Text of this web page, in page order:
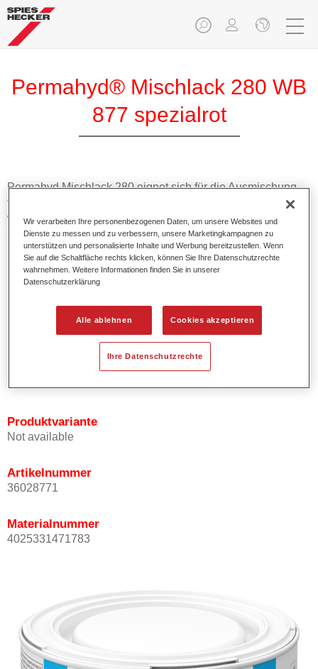
Permahyd® Mischlack 280 WB
877 spezialrot
Permahyd Mischlack 280 eignet sich für die Ausmischung
von Permahyd Perlmutt Basislack 285, einem hochwertigen
wasserverdünnbaren Basislacksystem. Es basiert auf einer
speziellen PU-Dispersionstechnologie für Uni- und
Effektlackierungen.
Produktmerkmale
1,5 Spritzgängen.
Bietet ein gutes Standvermögen.
Verfügt über ein hohes Deckvermögen.
Besitzt eine hohe Farbtongenauigkeit.
Produktvariante
Not available
Artikelnummer
36028771
Materialnummer
4025331471783
Wir verarbeiten Ihre personenbezogenen Daten, um unsere Websites und
Dienste zu messen und zu verbessern, unsere Marketingkampagnen zu
unterstützen und personalisierte Inhalte und Werbung bereitzustellen. Wenn
Sie auf die Schaltfläche rechts klicken, können Sie Ihre Datenschutzrechte
wahrnehmen. Weitere Informationen finden Sie in unserer
Datenschutzerklärung
Alle ablehnen Cookies akzeptieren
Ihre Datenschutzrechte